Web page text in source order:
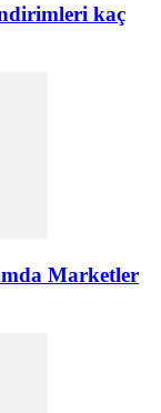
kaç
Marketler